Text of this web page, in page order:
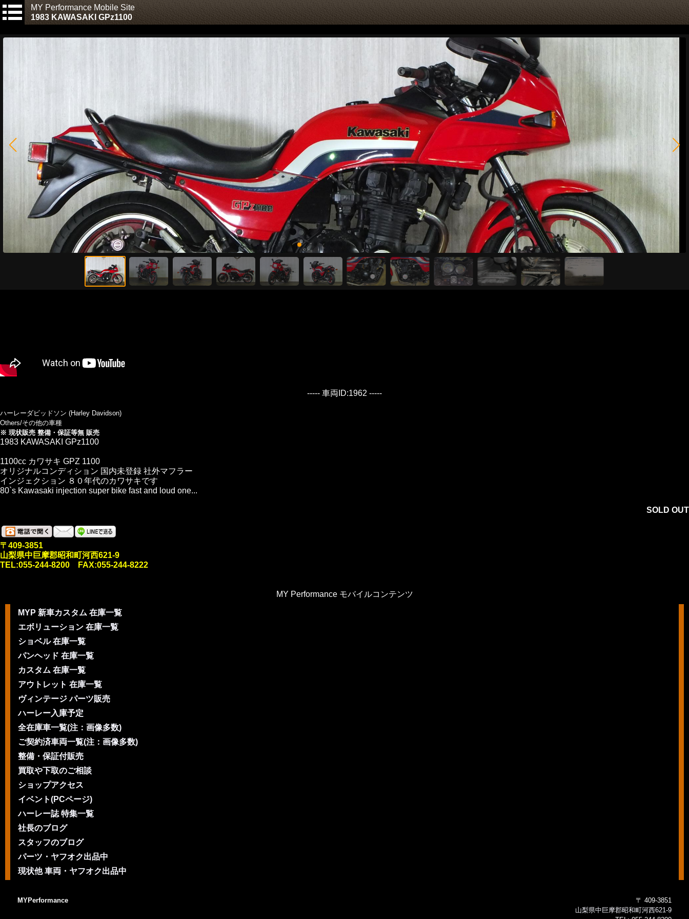
MY Performance Mobile Site
1983 KAWASAKI GPz1100
----- 車両ID:1962 -----
ハーレーダビッドソン (Harley Davidson)
Others/その他の車種
※ 現状販売 整備・保証等無 販売
1983 KAWASAKI GPz1100
1100cc カワサキ GPZ 1100
オリジナルコンディション 国内未登録 社外マフラー
インジェクション ８０年代のカワサキです
80`s Kawasaki injection super bike fast and loud one...
SOLD OUT
〒409-3851
山梨県中巨摩郡昭和町河西621-9
TEL:055-244-8200 FAX:055-244-8222
MY Performance モバイルコンテンツ
MYP 新車カスタム 在庫一覧
エボリューション 在庫一覧
ショベル 在庫一覧
パンヘッド 在庫一覧
カスタム 在庫一覧
アウトレット 在庫一覧
ヴィンテージ パーツ販売
ハーレー入庫予定
全在庫車一覧(注：画像多数)
ご契約済車両一覧(注：画像多数)
整備・保証付販売
買取や下取のご相談
ショップアクセス
イベント(PCページ)
ハーレー誌 特集一覧
社長のブログ
スタッフのブログ
パーツ・ヤフオク出品中
現状他 車両・ヤフオク出品中
MYPerformance
〒 409-3851
山梨県中巨摩郡昭和町河西621-9